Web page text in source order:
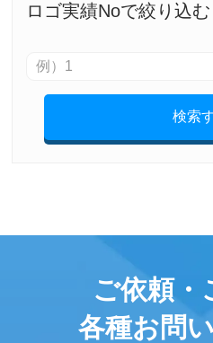
ロゴ実績Noで絞り込む
検索
ご依頼・
各種お問